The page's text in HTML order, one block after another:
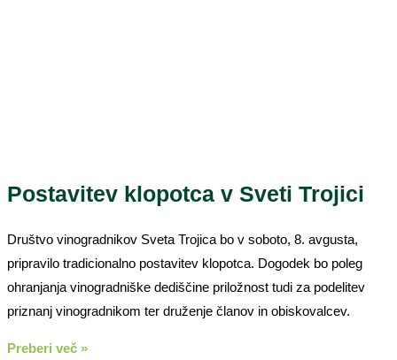
Postavitev klopotca v Sveti Trojici
Društvo vinogradnikov Sveta Trojica bo v soboto, 8. avgusta,
pripravilo tradicionalno postavitev klopotca. Dogodek bo poleg
ohranjanja vinogradniške dediščine priložnost tudi za podelitev
priznanj vinogradnikom ter druženje članov in obiskovalcev.
Preberi več »